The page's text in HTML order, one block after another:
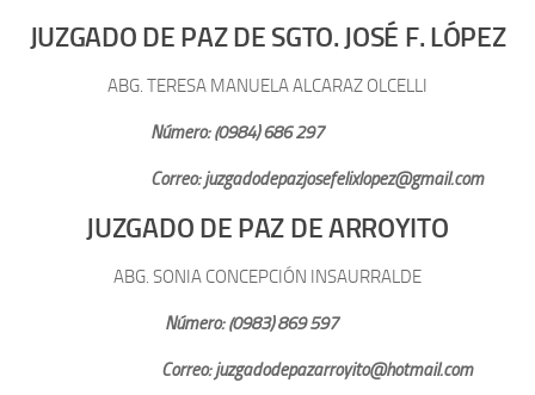
JUZGADO DE PAZ DE SGTO. JOSÉ F. LÓPEZ
ABG. TERESA MANUELA ALCARAZ OLCELLI
Número: (0984) 686 297
Correo: juzgadodepazjosefelixlopez@gmail.com
JUZGADO DE PAZ DE ARROYITO
ABG. SONIA CONCEPCIÓN INSAURRALDE
Número: (0983) 869 597
Correo: juzgadodepazarroyito@hotmail.com